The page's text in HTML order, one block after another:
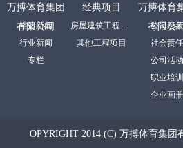
万搏体育集团
有限公司
裕达新闻
行业新闻
专栏
经典项目
房屋建筑工程项目
其他工程项目
万搏体育
有限公
公司形象
社会责任
公司活动
职业培训
企业画册
OPYRIGHT 2014 (C) 万搏体育集团